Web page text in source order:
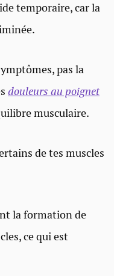
temporaire, car la
pas la
douleurs au poignet
musculaire.
de tes muscles
la formation de
ce qui est